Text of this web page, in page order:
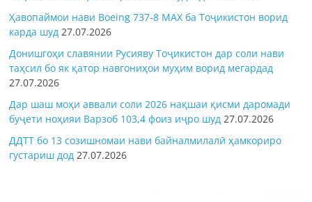
Ҳавопаймои нави Boeing 737-8 MAX ба Тоҷикистон ворид
карда шуд 27.07.2026
Донишгоҳи славянии Русияву Тоҷикистон дар соли нави
таҳсил бо як қатор навгониҳои муҳим ворид мегардад
27.07.2026
Дар шаш моҳи аввали соли 2026 нақшаи қисми даромади
буҷети ноҳияи Варзоб 103,4 фоиз иҷро шуд 27.07.2026
ДДТТ бо 13 созишномаи нави байналмилалӣ ҳамкориро
густариш дод 27.07.2026